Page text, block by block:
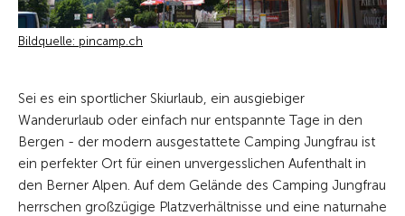
Bildquelle: pincamp.ch
Sei es ein sportlicher Skiurlaub, ein ausgiebiger
Wanderurlaub oder einfach nur entspannte Tage in den
Bergen - der modern ausgestattete Camping Jungfrau ist
ein perfekter Ort für einen unvergesslichen Aufenthalt in
den Berner Alpen. Auf dem Gelände des Camping Jungfrau
herrschen großzügige Platzverhältnisse und eine naturnahe